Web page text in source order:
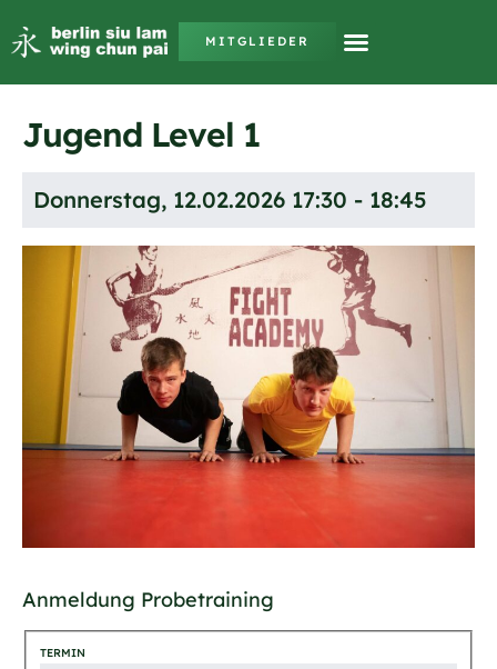
MITGLIEDER
Jugend Level 1
Donnerstag, 12.02.2026 17:30 - 18:45
Anmeldung Probetraining
TERMIN